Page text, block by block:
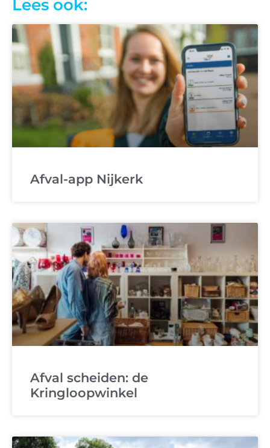
Lees ook:
Afval-app Nijkerk
Afval scheiden: de
Kringloopwinkel